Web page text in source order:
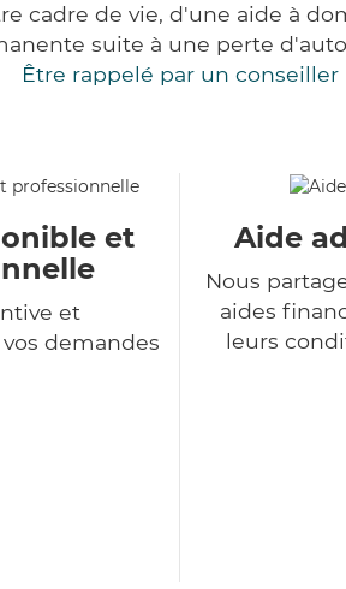
cadre de vie, d'une aide à
suite à une perte
Être rappelé par un conseiller
et
et
demandes
Aide
Nous
aides
leurs